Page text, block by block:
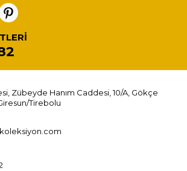
Zübeyde Hanım Caddesi, 10/A, Gökçe
Tirebolu